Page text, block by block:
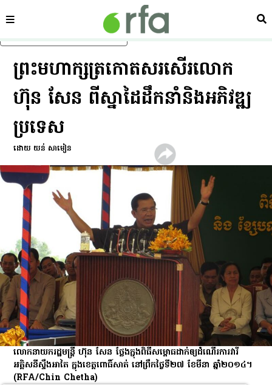
រំលងទៅមាតិកាចម្បង
ផ្នែក ស្វ
ព្រះមហាក្សត្រ​កោត​សរសើរ​លោក
ហ៊ុន សែន ពី​ស្នាដៃ​ដឹក​នាំ​និង​អភិវឌ្ឍ​
ប្រទេស
ដោយ យន់ សាមៀន
លោក​នាយក​រដ្ឋមន្ត្រី ហ៊ុន សែន ថ្លែង​ក្នុង​ពិធី​សម្ពោធ​ដាក់​ឲ្យ​ដំណើរ​ការ​វារី
អគ្គិសនី​ស្ទឹង​អាតៃ ក្នុង​ខេត្ត​ពោធិ៍សាត់ នៅ​ព្រឹក​ថ្ងៃ​ទី​២៧ ខែ​មីនា ឆ្នាំ​២០១៤។
(RFA/Chin Chetha)